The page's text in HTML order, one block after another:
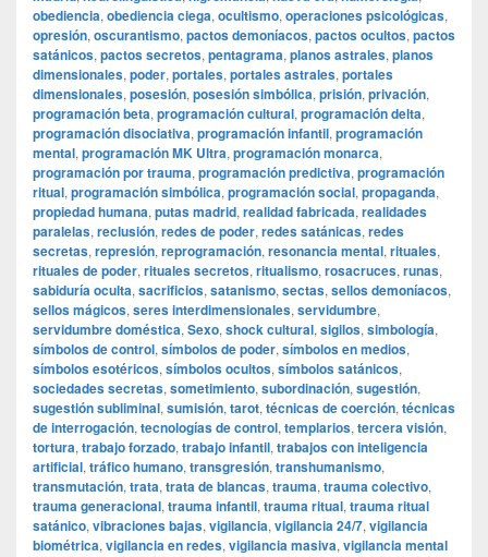
obediencia, obediencia ciega, ocultismo, operaciones psicológicas,
opresión, oscurantismo, pactos demoníacos, pactos ocultos, pactos
satánicos, pactos secretos, pentagrama, planos astrales, planos
dimensionales, poder, portales, portales astrales, portales
dimensionales, posesión, posesión simbólica, prisión, privación,
programación beta, programación cultural, programación delta,
programación disociativa, programación infantil, programación
mental, programación MK Ultra, programación monarca,
programación por trauma, programación predictiva, programación
ritual, programación simbólica, programación social, propaganda,
propiedad humana, putas madrid, realidad fabricada, realidades
paralelas, reclusión, redes de poder, redes satánicas, redes
secretas, represión, reprogramación, resonancia mental, rituales,
rituales de poder, rituales secretos, ritualismo, rosacruces, runas,
sabiduría oculta, sacrificios, satanismo, sectas, sellos demoníacos,
sellos mágicos, seres interdimensionales, servidumbre,
servidumbre doméstica, Sexo, shock cultural, sigilos, simbología,
símbolos de control, símbolos de poder, símbolos en medios,
símbolos esotéricos, símbolos ocultos, símbolos satánicos,
sociedades secretas, sometimiento, subordinación, sugestión,
sugestión subliminal, sumisión, tarot, técnicas de coerción, técnicas
de interrogación, tecnologías de control, templarios, tercera visión,
tortura, trabajo forzado, trabajo infantil, trabajos con inteligencia
artificial, tráfico humano, transgresión, transhumanismo,
transmutación, trata, trata de blancas, trauma, trauma colectivo,
trauma generacional, trauma infantil, trauma ritual, trauma ritual
satánico, vibraciones bajas, vigilancia, vigilancia 24/7, vigilancia
biométrica, vigilancia en redes, vigilancia masiva, vigilancia mental